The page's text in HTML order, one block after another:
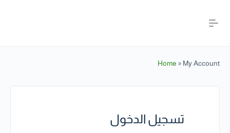
Home » My Account
تسجيل الدخول